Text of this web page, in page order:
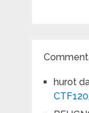
hurot